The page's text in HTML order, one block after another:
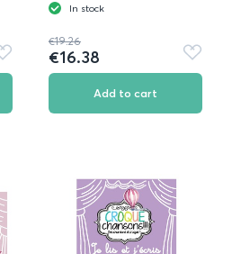
Add
to
In stock
€19.26
€16.38
Add
to
Add to cart